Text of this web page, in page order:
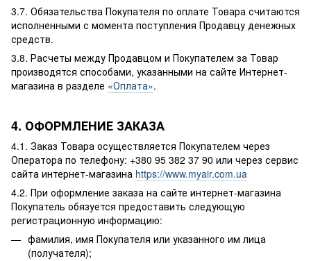
3.7. Обязательства Покупателя по оплате Товара считаются
исполненными с момента поступления Продавцу денежных
средств.
3.8. Расчеты между Продавцом и Покупателем за Товар
производятся способами, указанными на сайте Интернет-
магазина в разделе «Оплата».
4. ОФОРМЛЕНИЕ ЗАКАЗА
4.1. Заказ Товара осуществляется Покупателем через
Оператора по телефону: +380 95 382 37 90 или через сервис
сайта интернет-магазина https://www.myair.com.ua
4.2. При оформление заказа на сайте интернет-магазина
Покупатель обязуется предоставить следующую
регистрационную информацию:
фамилия, имя Покупателя или указанного им лица
(получателя);